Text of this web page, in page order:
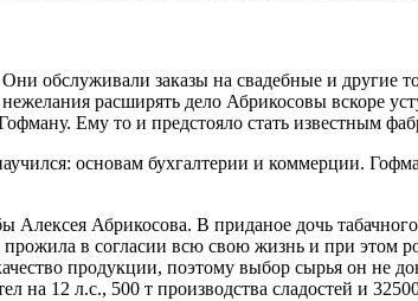
обслуживали заказы на свадебные и другие
расширять дело Абрикосовы вскоре
Ему то и предстояло стать известным
основам бухгалтерии и коммерции.
Алексея Абрикосова. В приданое дочь
в согласии всю свою жизнь и при этом
продукции, поэтому выбор сырья он не
12 л.с., 500 т производства сладостей и